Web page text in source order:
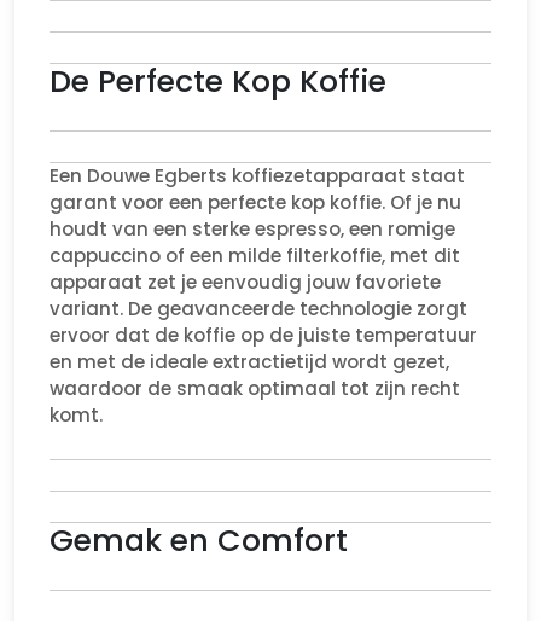
De Perfecte Kop Koffie
Een Douwe Egberts koffiezetapparaat staat
garant voor een perfecte kop koffie. Of je nu
houdt van een sterke espresso, een romige
cappuccino of een milde filterkoffie, met dit
apparaat zet je eenvoudig jouw favoriete
variant. De geavanceerde technologie zorgt
ervoor dat de koffie op de juiste temperatuur
en met de ideale extractietijd wordt gezet,
waardoor de smaak optimaal tot zijn recht
komt.
Gemak en Comfort